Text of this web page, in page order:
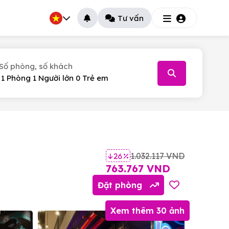
Tư vấn
28
29
phòng, số khách
26 % 1.032.117 VND
763.767 VND
Đặt phòng
Xem thêm 30 ảnh